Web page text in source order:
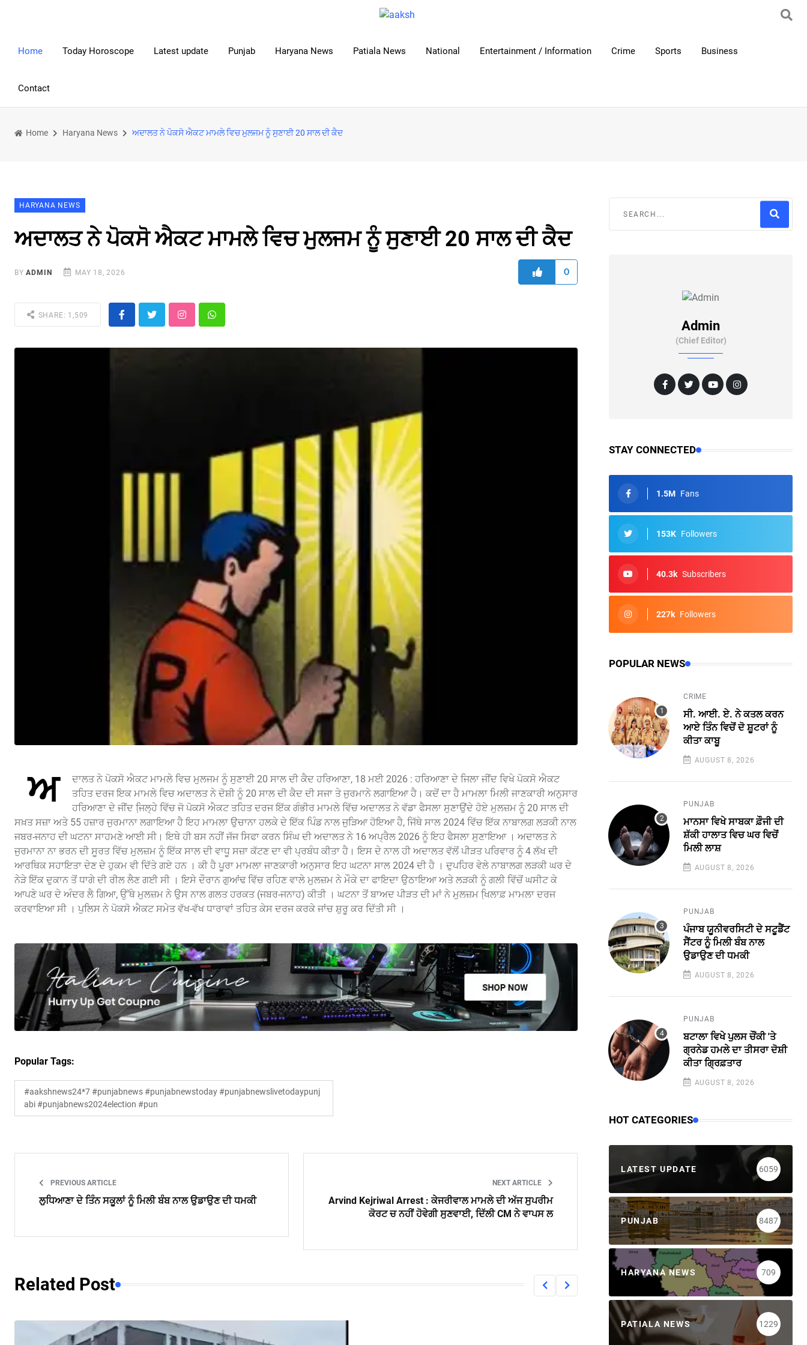
Home Today Horoscope Latest update Punjab Haryana News Patiala News National Entertainment / Information Crime Sports Business
Contact
Home Haryana News ਅਦਾਲਤ ਨੇ ਪੋਕਸੋ ਐਕਟ ਮਾਮਲੇ ਵਿਚ ਮੁਲਜਮ ਨੂੰ ਸੁਣਾਈ 20 ਸਾਲ ਦੀ ਕੈਦ
HARYANA NEWS
ਅਦਾਲਤ ਨੇ ਪੋਕਸੋ ਐਕਟ ਮਾਮਲੇ ਵਿਚ ਮੁਲਜਮ ਨੂੰ ਸੁਣਾਈ 20 ਸਾਲ ਦੀ ਕੈਦ
BYADMIN MAY 18, 2026 0
SHARE: 1,509
ਅ
ਦਾਲਤ ਨੇ ਪੋਕਸੋ ਐਕਟ ਮਾਮਲੇ ਵਿਚ ਮੁਲਜਮ ਨੂੰ ਸੁਣਾਈ 20 ਸਾਲ ਦੀ ਕੈਦ ਹਰਿਆਣਾ, 18 ਮਈ 2026 : ਹਰਿਆਣਾ ਦੇ ਜਿਲਾ ਜੀਂਦ ਵਿਖੇ ਪੋਕਸੋ ਐਕਟ
ਤਹਿਤ ਦਰਜ ਇਕ ਮਾਮਲੇ ਵਿਚ ਅਦਾਲਤ ਨੇ ਦੋਸ਼ੀ ਨੂੰ 20 ਸਾਲ ਦੀ ਕੈਦ ਦੀ ਸਜਾ ਤੇ ਜੁਰਮਾਨੇ ਲਗਾਇਆ ਹੈ। ਕਦੋਂ ਦਾ ਹੈ ਮਾਮਲਾ ਮਿਲੀ ਜਾਣਕਾਰੀ ਅਨੁਸਾਰ
ਹਰਿਆਣਾ ਦੇ ਜੀਂਦ ਜਿ਼ਲ੍ਹੇ ਵਿੱਚ ਜੋ ਪੋਕਸੋ ਐਕਟ ਤਹਿਤ ਦਰਜ ਇੱਕ ਗੰਭੀਰ ਮਾਮਲੇ ਵਿੱਚ ਅਦਾਲਤ ਨੇ ਵੱਡਾ ਫੈਸਲਾ ਸੁਣਾਉਂਦੇ ਹੋਏ ਮੁਲਜ਼ਮ ਨੂੰ 20 ਸਾਲ ਦੀ
ਸਖ਼ਤ ਸਜ਼ਾ ਅਤੇ 55 ਹਜ਼ਾਰ ਜੁਰਮਾਨਾ ਲਗਾਇਆ ਹੈ ਇਹ ਮਾਮਲਾ ਉਚਾਨਾ ਹਲਕੇ ਦੇ ਇੱਕ ਪਿੰਡ ਨਾਲ ਜੁੜਿਆ ਹੋਇਆ ਹੈ, ਜਿੱਥੇ ਸਾਲ 2024 ਵਿੱਚ ਇੱਕ ਨਾਬਾਲਗ ਲੜਕੀ ਨਾਲ
ਜਬਰ-ਜਨਾਹ ਦੀ ਘਟਨਾ ਸਾਹਮਣੇ ਆਈ ਸੀ। ਇਥੇ ਹੀ ਬਸ ਨਹੀਂ ਜੱਜ ਸਿਫਾ ਕਰਨ ਸਿੰਘ ਦੀ ਅਦਾਲਤ ਨੇ 16 ਅਪ੍ਰੈਲ 2026 ਨੂੰ ਇਹ ਫੈਸਲਾ ਸੁਣਾਇਆ । ਅਦਾਲਤ ਨੇ
ਜੁਰਮਾਨਾ ਨਾ ਭਰਨ ਦੀ ਸੂਰਤ ਵਿੱਚ ਮੁਲਜ਼ਮ ਨੂੰ ਇੱਕ ਸਾਲ ਦੀ ਵਾਧੂ ਸਜ਼ਾ ਕੱਟਣ ਦਾ ਵੀ ਪ੍ਰਬੰਧ ਕੀਤਾ ਹੈ। ਇਸ ਦੇ ਨਾਲ ਹੀ ਅਦਾਲਤ ਵੱਲੋਂ ਪੀੜਤ ਪਰਿਵਾਰ ਨੂੰ 4 ਲੱਖ ਦੀ
ਆਰਥਿਕ ਸਹਾਇਤਾ ਦੇਣ ਦੇ ਹੁਕਮ ਵੀ ਦਿੱਤੇ ਗਏ ਹਨ । ਕੀ ਹੈ ਪੂਰਾ ਮਾਮਲਾ ਜਾਣਕਾਰੀ ਅਨੁਸਾਰ ਇਹ ਘਟਨਾ ਸਾਲ 2024 ਦੀ ਹੈ । ਦੁਪਹਿਰ ਵੇਲੇ ਨਾਬਾਲਗ ਲੜਕੀ ਘਰ ਦੇ
ਨੇੜੇ ਇੱਕ ਦੁਕਾਨ ਤੋਂ ਧਾਗੇ ਦੀ ਰੀਲ ਲੈਣ ਗਈ ਸੀ । ਇਸੇ ਦੌਰਾਨ ਗੁਆਂਢ ਵਿੱਚ ਰਹਿਣ ਵਾਲੇ ਮੁਲਜ਼ਮ ਨੇ ਮੌਕੇ ਦਾ ਫਾਇਦਾ ਉਠਾਇਆ ਅਤੇ ਲੜਕੀ ਨੂੰ ਗਲੀ ਵਿੱਚੋਂ ਘਸੀਟ ਕੇ
ਆਪਣੇ ਘਰ ਦੇ ਅੰਦਰ ਲੈ ਗਿਆ, ਉੱਥੇ ਮੁਲਜ਼ਮ ਨੇ ਉਸ ਨਾਲ ਗਲਤ ਹਰਕਤ (ਜਬਰ-ਜਨਾਹ) ਕੀਤੀ । ਘਟਨਾ ਤੋਂ ਬਾਅਦ ਪੀੜਤ ਦੀ ਮਾਂ ਨੇ ਮੁਲਜ਼ਮ ਖਿ਼ਲਾਫ਼ ਮਾਮਲਾ ਦਰਜ
ਕਰਵਾਇਆ ਸੀ । ਪੁਲਿਸ ਨੇ ਪੋਕਸੋ ਐਕਟ ਸਮੇਤ ਵੱਖ-ਵੱਖ ਧਾਰਾਵਾਂ ਤਹਿਤ ਕੇਸ ਦਰਜ ਕਰਕੇ ਜਾਂਚ ਸ਼ੁਰੂ ਕਰ ਦਿੱਤੀ ਸੀ ।
Popular Tags:
#aakshnews24*7 #punjabnews #punjabnewstoday #punjabnewslivetodaypunj
abi #punjabnews2024election #pun
PREVIOUS ARTICLE
ਲੁਧਿਆਣਾ ਦੇ ਤਿੰਨ ਸਕੂਲਾਂ ਨੂੰ ਮਿਲੀ ਬੰਬ ਨਾਲ ਉਡਾਉਣ ਦੀ ਧਮਕੀ
NEXT ARTICLE
Arvind Kejriwal Arrest : ਕੇਜਰੀਵਾਲ ਮਾਮਲੇ ਦੀ ਅੱਜ ਸੁਪਰੀਮ
ਕੋਰਟ ਚ ਨਹੀਂ ਹੋਵੇਗੀ ਸੁਣਵਾਈ, ਦਿੱਲੀ CM ਨੇ ਵਾਪਸ ਲ
Related Post
Admin
(Chief Editor)
STAY CONNECTED
1.5M Fans
153K Followers
40.3k Subscribers
227k Followers
POPULAR NEWS
CRIME
ਸੀ. ਆਈ. ਏ. ਨੇ ਕਤਲ ਕਰਨ
ਆਏ ਤਿੰਨ ਵਿਚੋਂ ਦੋ ਸ਼ੂਟਰਾਂ ਨੂੰ
ਕੀਤਾ ਕਾਬੂ
AUGUST 8, 2026
PUNJAB
ਮਾਨਸਾ ਵਿਖੇ ਸਾਬਕਾ ਫ਼ੌਜੀ ਦੀ
ਸ਼ੱਕੀ ਹਾਲਾਤ ਵਿਚ ਘਰ ਵਿਚੋਂ
ਮਿਲੀ ਲਾਸ਼
AUGUST 8, 2026
PUNJAB
ਪੰਜਾਬ ਯੂਨੀਵਰਸਿਟੀ ਦੇ ਸਟੂਡੈਂਟ
ਸੈਂਟਰ ਨੂੰ ਮਿਲੀ ਬੰਬ ਨਾਲ
ਉਡਾਉਣ ਦੀ ਧਮਕੀ
AUGUST 8, 2026
PUNJAB
ਬਟਾਲਾ ਵਿਖੇ ਪੁਲਸ ਚੌਂਕੀ 'ਤੇ
ਗ੍ਰਨੇਡ ਹਮਲੇ ਦਾ ਤੀਸਰਾ ਦੋਸ਼ੀ
ਕੀਤਾ ਗ੍ਰਿਫ਼ਤਾਰ
AUGUST 8, 2026
HOT CATEGORIES
LATEST UPDATE 6059
PUNJAB 8487
HARYANA NEWS 709
PATIALA NEWS 1229